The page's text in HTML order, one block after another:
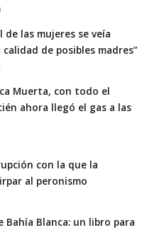
las mujeres se veía
de posibles madres”
Muerta, con todo el
ahora llegó el gas a las
con la que la
al peronismo
Bahía Blanca: un libro para